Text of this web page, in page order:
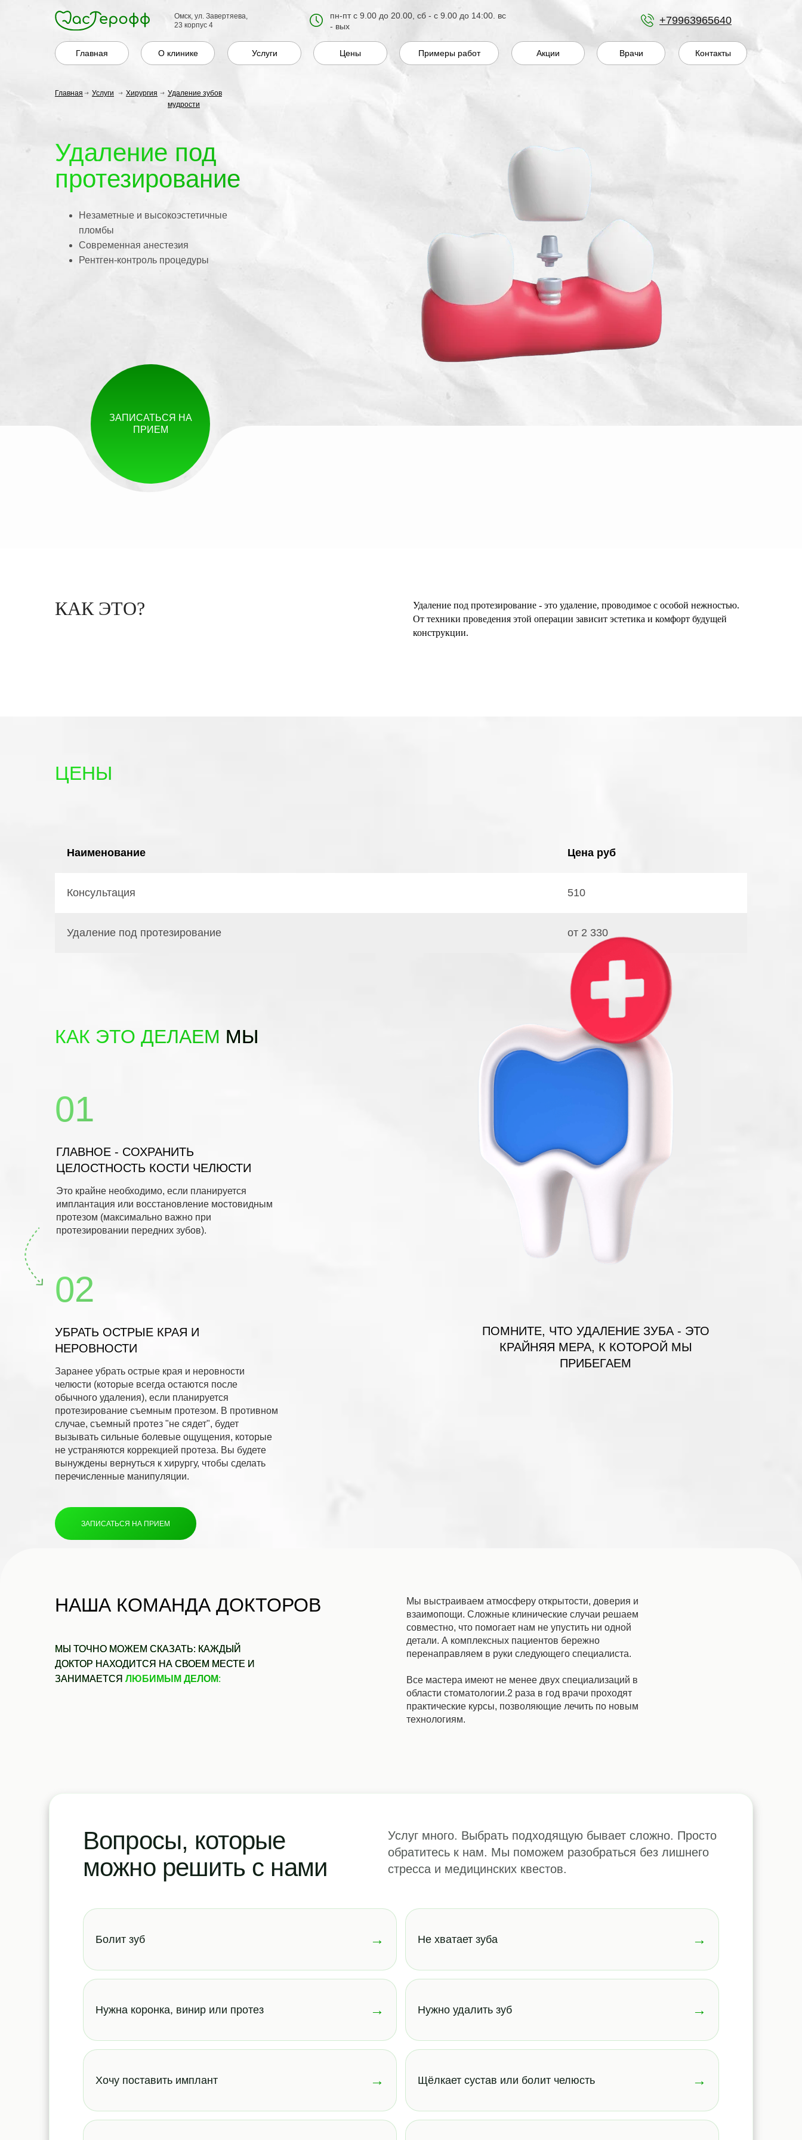
Удаление под
протезирование
Незаметные и высокоэстетичные
пломбы
Современная анестезия
Рентген-контроль процедуры
Главная Услуги Хирургия
Удаление зубов
мудрости
ЗАПИСАТЬСЯ НА
ПРИЕМ
Омск, ул. Завертяева,
23 корпус 4
+79963965640
Главная О клинике Услуги Цены Примеры работ Акции Врачи Контакты
пн-пт с 9.00 до 20.00, сб - с 9.00 до 14:00. вс
- вых
КАК ЭТО?
Удаление под протезирование - это удаление, проводимое с особой нежностью.
От техники проведения этой операции зависит эстетика и комфорт будущей
конструкции.
ЦЕНЫ
Наименование Цена руб
Консультация 510
Удаление под протезирование от 2 330
КАК ЭТО ДЕЛАЕМ МЫ
01
02
ЗАПИСАТЬСЯ НА ПРИЕМ
ГЛАВНОЕ - СОХРАНИТЬ
ЦЕЛОСТНОСТЬ КОСТИ ЧЕЛЮСТИ
УБРАТЬ ОСТРЫЕ КРАЯ И
НЕРОВНОСТИ
ПОМНИТЕ, ЧТО УДАЛЕНИЕ ЗУБА - ЭТО
КРАЙНЯЯ МЕРА, К КОТОРОЙ МЫ
ПРИБЕГАЕМ
Это крайне необходимо, если планируется
имплантация или восстановление мостовидным
протезом (максимально важно при
протезировании передних зубов).
Заранее убрать острые края и неровности
челюсти (которые всегда остаются после
обычного удаления), если планируется
протезирование съемным протезом. В противном
случае, съемный протез "не сядет", будет
вызывать сильные болевые ощущения, которые
не устраняются коррекцией протеза. Вы будете
вынуждены вернуться к хирургу, чтобы сделать
перечисленные манипуляции.
НАША КОМАНДА ДОКТОРОВ
Мы выстраиваем атмосферу открытости, доверия и
взаимопощи. Сложные клинические случаи решаем
совместно, что помогает нам не упустить ни одной
детали. А комплексных пациентов бережно
перенаправляем в руки следующего специалиста.
Все мастера имеют не менее двух специализаций в
области стоматологии.2 раза в год врачи проходят
практические курсы, позволяющие лечить по новым
технологиям.
МЫ ТОЧНО МОЖЕМ СКАЗАТЬ: КАЖДЫЙ
ДОКТОР НАХОДИТСЯ НА СВОЕМ МЕСТЕ И
ЗАНИМАЕТСЯ ЛЮБИМЫМ ДЕЛОМ:
Вопросы, которые
можно решить с нами
Услуг много. Выбрать подходящую бывает сложно. Просто
обратитесь к нам. Мы поможем разобраться без лишнего
стресса и медицинских квестов.
Болит зуб → Не хватает зуба →
Нужна коронка, винир или протез → Нужно удалить зуб →
Хочу поставить имплант → Щёлкает сустав или болит челюсть →